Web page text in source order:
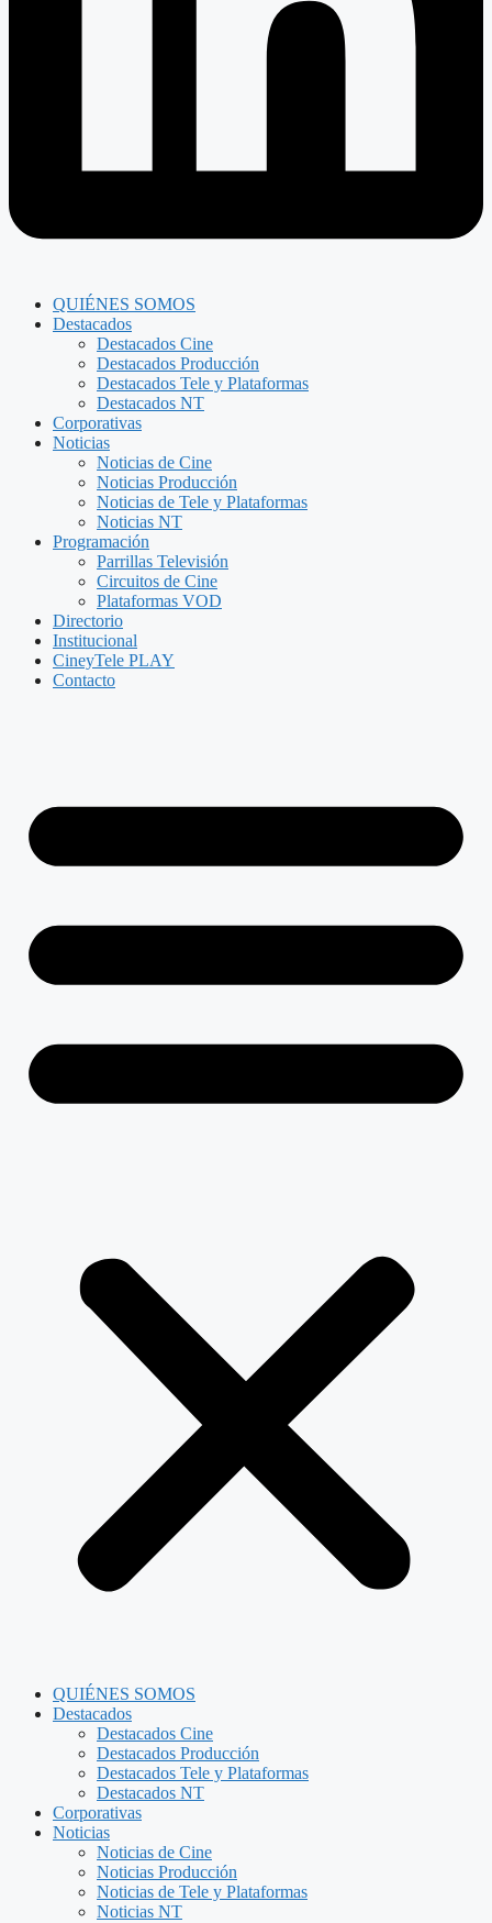
QUIÉNES SOMOS
Destacados
Destacados Cine
Destacados Producción
Destacados Tele y Plataformas
Destacados NT
Corporativas
Noticias
Noticias de Cine
Noticias Producción
Noticias de Tele y Plataformas
Noticias NT
Programación
Parrillas Televisión
Circuitos de Cine
Plataformas VOD
Directorio
Institucional
CineyTele PLAY
Contacto
QUIÉNES SOMOS
Destacados
Destacados Cine
Destacados Producción
Destacados Tele y Plataformas
Destacados NT
Corporativas
Noticias
Noticias de Cine
Noticias Producción
Noticias de Tele y Plataformas
Noticias NT